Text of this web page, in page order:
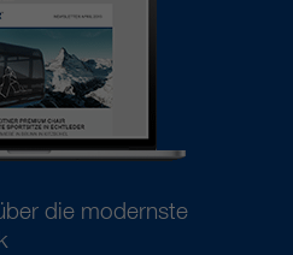
die modernste